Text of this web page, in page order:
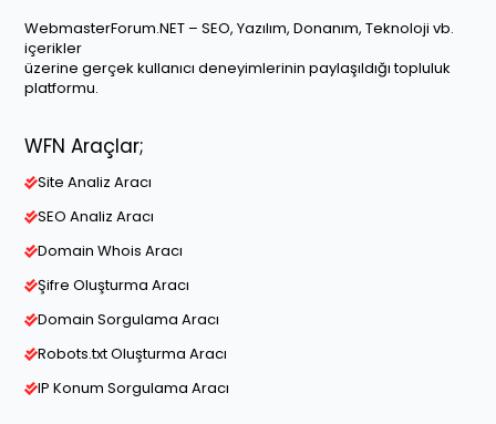
WebmasterForum.NET – SEO, Yazılım, Donanım, Teknoloji vb.
içerikler
üzerine gerçek kullanıcı deneyimlerinin paylaşıldığı topluluk
platformu.
WFN Araçlar;
Site Analiz Aracı
SEO Analiz Aracı
Domain Whois Aracı
Şifre Oluşturma Aracı
Domain Sorgulama Aracı
Robots.txt Oluşturma Aracı
IP Konum Sorgulama Aracı